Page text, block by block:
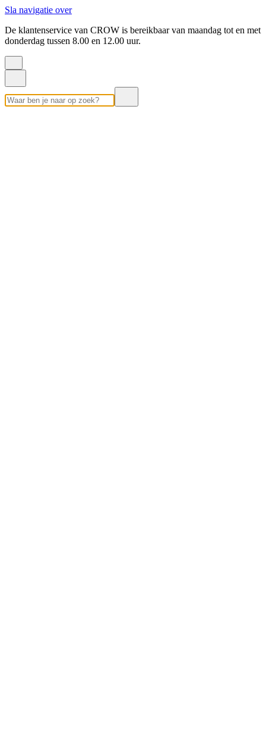
Sla navigatie over
De klantenservice van CROW is bereikbaar van maandag tot en met
donderdag tussen 8.00 en 12.00 uur.